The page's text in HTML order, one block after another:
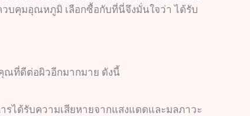
บคุมอุณหภูมิ เลือกซื้อกับที่นี่จึงมั่นใจว่า ได้รับ
ณที่ดีต่อผิวอีกมากมาย ดังนี้
ได้รับความเสียหายจากแสงแดดและมลภาวะ